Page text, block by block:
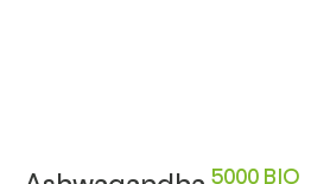
5000 BIO